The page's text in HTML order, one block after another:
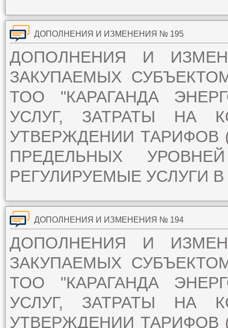
ДОПОЛНЕНИЯ И ИЗМЕНЕНИЯ № 195
ДОПОЛНЕНИЯ И
ЗАКУПАЕМЫХ
ТОО "КАРАГАНДА
УСЛУГ, ЗАТРАТЫ НА
УТВЕРЖДЕНИИ ТАРИФОВ
ПРЕДЕЛЬНЫХ
РЕГУЛИРУЕМЫЕ УСЛУГИ В
ДОПОЛНЕНИЯ И ИЗМЕНЕНИЯ № 194
ДОПОЛНЕНИЯ И
ЗАКУПАЕМЫХ
ТОО "КАРАГАНДА
УСЛУГ, ЗАТРАТЫ НА
УТВЕРЖДЕНИИ ТАРИФОВ